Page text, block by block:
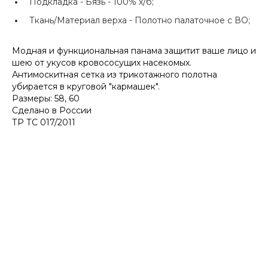
Ткань/Материал верха - Полотно палаточное с ВО;
Модная и функциональная панама защитит ваше лицо и
шею от укусов кровососущих насекомых.
Антимоскитная сетка из трикотажного полотна
убирается в круговой "кармашек".
Размеры: 58, 60
Сделано в России
ТР ТС 017/2011